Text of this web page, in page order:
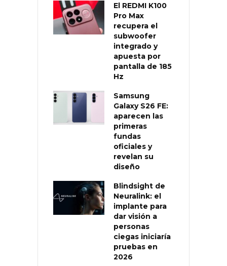
El REDMI K100
Pro Max
recupera el
subwoofer
integrado y
apuesta por
pantalla de 185
Hz
Samsung
Galaxy S26 FE:
aparecen las
primeras
fundas
oficiales y
revelan su
diseño
Blindsight de
Neuralink: el
implante para
dar visión a
personas
ciegas iniciaría
pruebas en
2026